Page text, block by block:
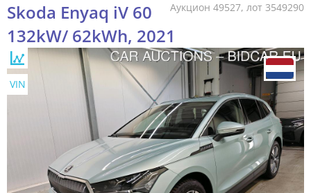
Аукцион 49527, лот 3549290
Skoda Enyaq iV 60
132kW/ 62kWh, 2021
VIN